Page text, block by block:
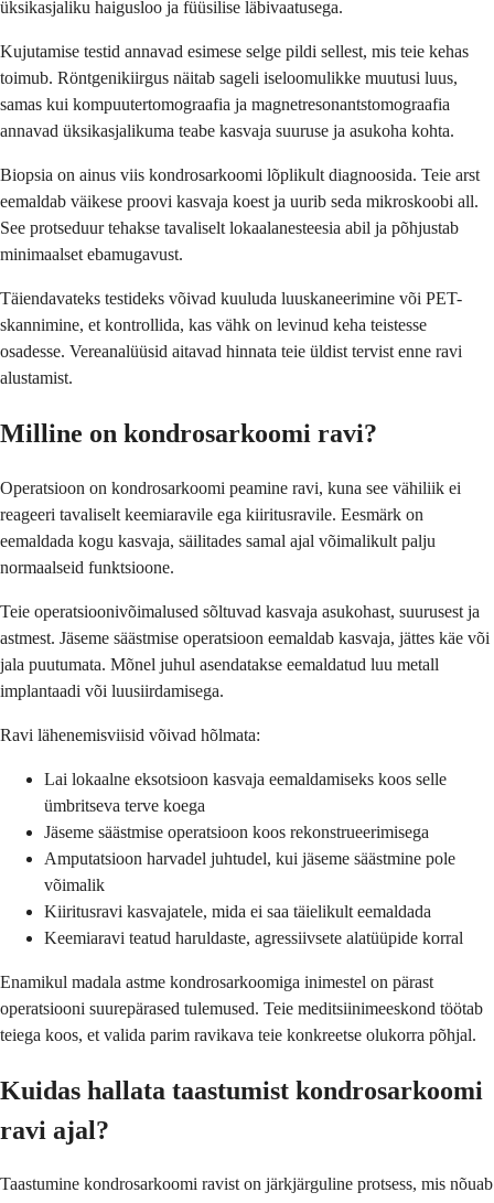
üksikasjaliku haigusloo ja füüsilise läbivaatusega.
Kujutamise testid annavad esimese selge pildi sellest, mis teie kehas
toimub. Röntgenikiirgus näitab sageli iseloomulikke muutusi luus,
samas kui kompuutertomograafia ja magnetresonantstomograafia
annavad üksikasjalikuma teabe kasvaja suuruse ja asukoha kohta.
Biopsia on ainus viis kondrosarkoomi lõplikult diagnoosida. Teie arst
eemaldab väikese proovi kasvaja koest ja uurib seda mikroskoobi all.
See protseduur tehakse tavaliselt lokaalanesteesia abil ja põhjustab
minimaalset ebamugavust.
Täiendavateks testideks võivad kuuluda luuskaneerimine või PET-
skannimine, et kontrollida, kas vähk on levinud keha teistesse
osadesse. Vereanalüüsid aitavad hinnata teie üldist tervist enne ravi
alustamist.
Milline on kondrosarkoomi ravi?
Operatsioon on kondrosarkoomi peamine ravi, kuna see vähiliik ei
reageeri tavaliselt keemiaravile ega kiiritusravile. Eesmärk on
eemaldada kogu kasvaja, säilitades samal ajal võimalikult palju
normaalseid funktsioone.
Teie operatsioonivõimalused sõltuvad kasvaja asukohast, suurusest ja
astmest. Jäseme säästmise operatsioon eemaldab kasvaja, jättes käe või
jala puutumata. Mõnel juhul asendatakse eemaldatud luu metall
implantaadi või luusiirdamisega.
Ravi lähenemisviisid võivad hõlmata:
Lai lokaalne eksotsioon kasvaja eemaldamiseks koos selle
ümbritseva terve koega
Jäseme säästmise operatsioon koos rekonstrueerimisega
Amputatsioon harvadel juhtudel, kui jäseme säästmine pole
võimalik
Kiiritusravi kasvajatele, mida ei saa täielikult eemaldada
Keemiaravi teatud haruldaste, agressiivsete alatüüpide korral
Enamikul madala astme kondrosarkoomiga inimestel on pärast
operatsiooni suurepärased tulemused. Teie meditsiinimeeskond töötab
teiega koos, et valida parim ravikava teie konkreetse olukorra põhjal.
Kuidas hallata taastumist kondrosarkoomi
ravi ajal?
Taastumine kondrosarkoomi ravist on järkjärguline protsess, mis nõuab